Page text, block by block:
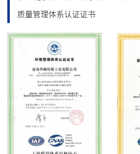
质量管理体系认证证书